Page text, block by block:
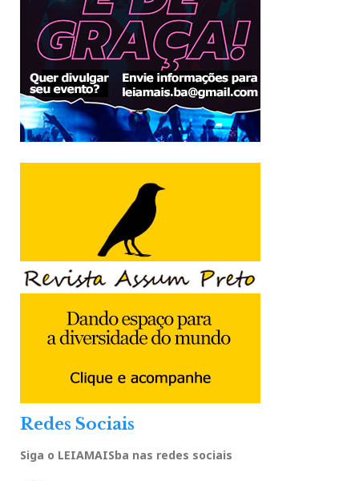
Redes Sociais
Siga o LEIAMAISba nas redes sociais